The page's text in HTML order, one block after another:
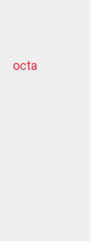
octa
dziļurbums